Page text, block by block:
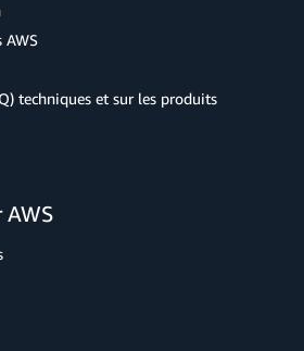
techniques et sur les produits